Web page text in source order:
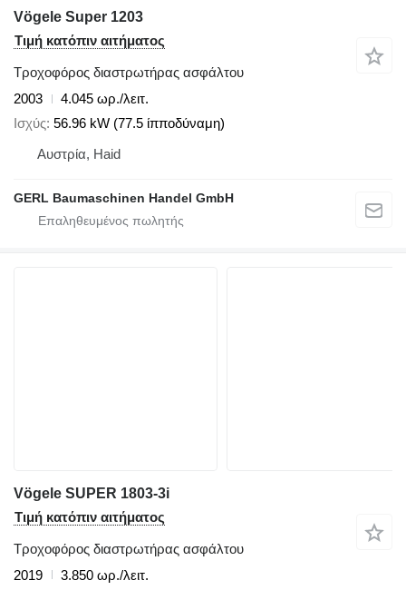
Vögele Super 1203
Τιμή κατόπιν αιτήματος
Τροχοφόρος διαστρωτήρας ασφάλτου
2003
4.045 ωρ./λειτ.
Ισχύς 56.96 kW (77.5 ίπποδύναμη)
Αυστρία, Haid
GERL Baumaschinen Handel GmbH
Vögele SUPER 1803-3i
Τιμή κατόπιν αιτήματος
Τροχοφόρος διαστρωτήρας ασφάλτου
2019
3.850 ωρ./λειτ.